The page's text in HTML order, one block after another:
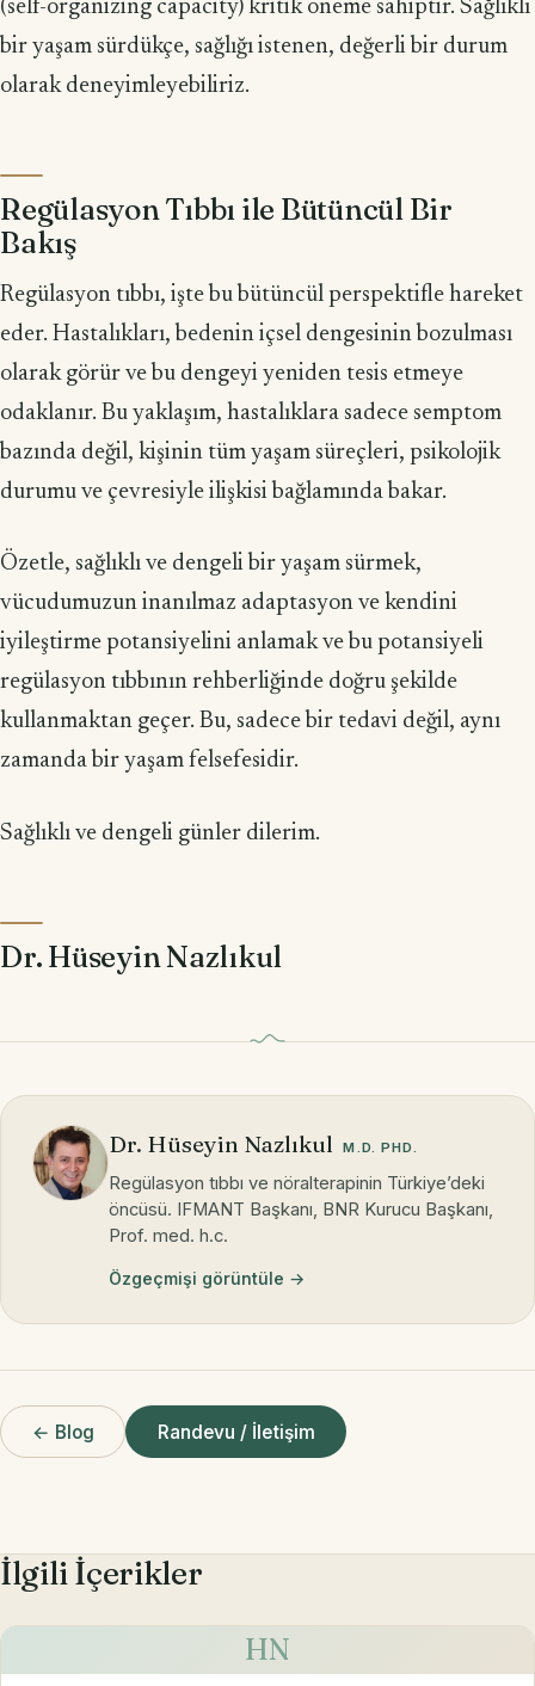
(self-organizing capacity) kritik öneme sahiptir. Sağlıklı
bir yaşam sürdükçe, sağlığı istenen, değerli bir durum
olarak deneyimleyebiliriz.
Regülasyon Tıbbı ile Bütüncül Bir
Bakış
Regülasyon tıbbı, işte bu bütüncül perspektifle hareket
eder. Hastalıkları, bedenin içsel dengesinin bozulması
olarak görür ve bu dengeyi yeniden tesis etmeye
odaklanır. Bu yaklaşım, hastalıklara sadece semptom
bazında değil, kişinin tüm yaşam süreçleri, psikolojik
durumu ve çevresiyle ilişkisi bağlamında bakar.
Özetle, sağlıklı ve dengeli bir yaşam sürmek,
vücudumuzun inanılmaz adaptasyon ve kendini
iyileştirme potansiyelini anlamak ve bu potansiyeli
regülasyon tıbbının rehberliğinde doğru şekilde
kullanmaktan geçer. Bu, sadece bir tedavi değil, aynı
zamanda bir yaşam felsefesidir.
Sağlıklı ve dengeli günler dilerim.
Dr. Hüseyin Nazlıkul
Dr. Hüseyin Nazlıkul M.D. PHD.
Regülasyon tıbbı ve nöralterapinin Türkiye’deki
öncüsü. IFMANT Başkanı, BNR Kurucu Başkanı,
Prof. med. h.c.
Özgeçmişi görüntüle →
← Blog Randevu / İletişim
İlgili İçerikler
HN